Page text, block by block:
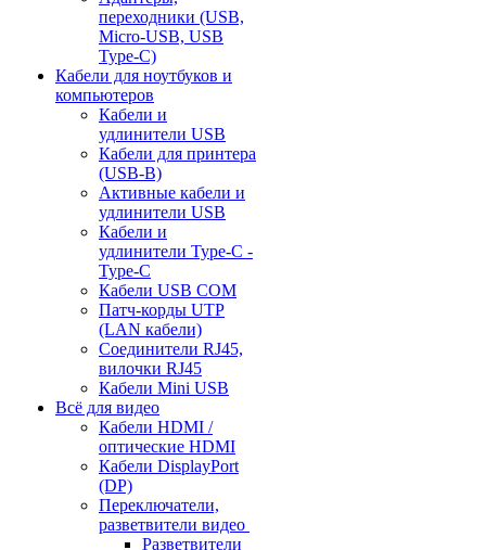
переходники (USB,
Micro-USB, USB
Type-C)
Кабели для ноутбуков и
компьютеров
Кабели и
удлинители USB
Кабели для принтера
(USB-B)
Активные кабели и
удлинители USB
Кабели и
удлинители Type-C -
Type-C
Кабели USB COM
Патч-корды UTP
(LAN кабели)
Соединители RJ45,
вилочки RJ45
Кабели Mini USB
Всё для видео
Кабели HDMI /
оптические HDMI
Кабели DisplayPort
(DP)
Переключатели,
разветвители видео
Разветвители